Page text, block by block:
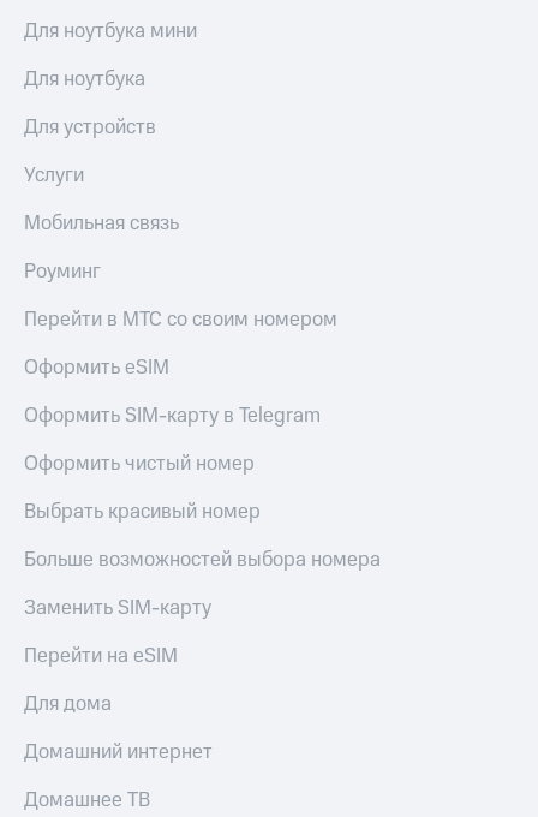
Для ноутбука мини
Для ноутбука
Для устройств
Услуги
Мобильная связь
Роуминг
Перейти в МТС со своим номером
Оформить eSIM
Оформить SIM-карту в Telegram
Оформить чистый номер
Выбрать красивый номер
Больше возможностей выбора номера
Заменить SIM-карту
Перейти на eSIM
Для дома
Домашний интернет
Домашнее ТВ